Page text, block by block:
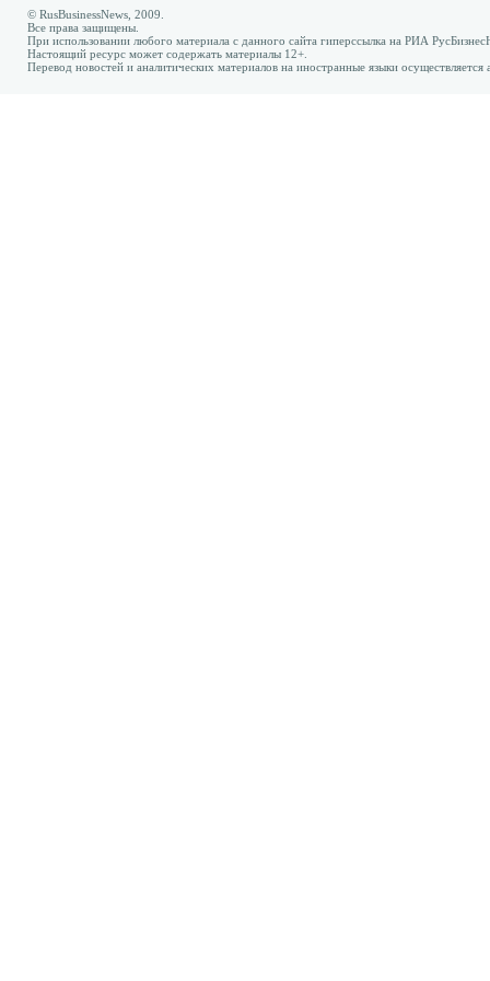
© RusBusinessNews, 2009.
Все права защищены.
При использовании любого материала с данного сайта гиперссылка на РИА
Настоящий ресурс может содержать материалы 12+.
Перевод новостей и аналитических материалов на иностранные языки осуществляется